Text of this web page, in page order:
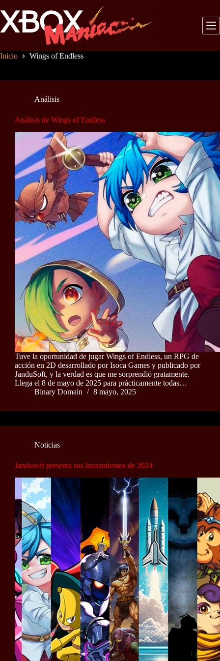
al
contenido
Inicio Wings of Endless
Análisis
Análisis de Wings of Endless
Tuve la oportunidad de jugar Wings of Endless, un RPG de
acción en 2D desarrollado por Isoca Games y publicado por
JanduSoft, y la verdad es que me sorprendió gratamente.
Llega el 8 de mayo de 2025 para prácticamente todas…
Binary Domain
8 mayo, 2025
Noticias
Jandusoft presenta sus lanzamientos de 2024